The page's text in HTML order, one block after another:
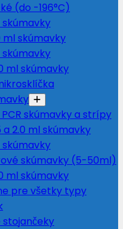
(do -196°C)
skúmavky
ml skúmavky
skúmavky
ml skúmavky
PCR skúmavky a strípy
a 2.0 ml skúmavky
skúmavky
skúmavky (5-50ml)
ml skúmavky
pre všetky typy